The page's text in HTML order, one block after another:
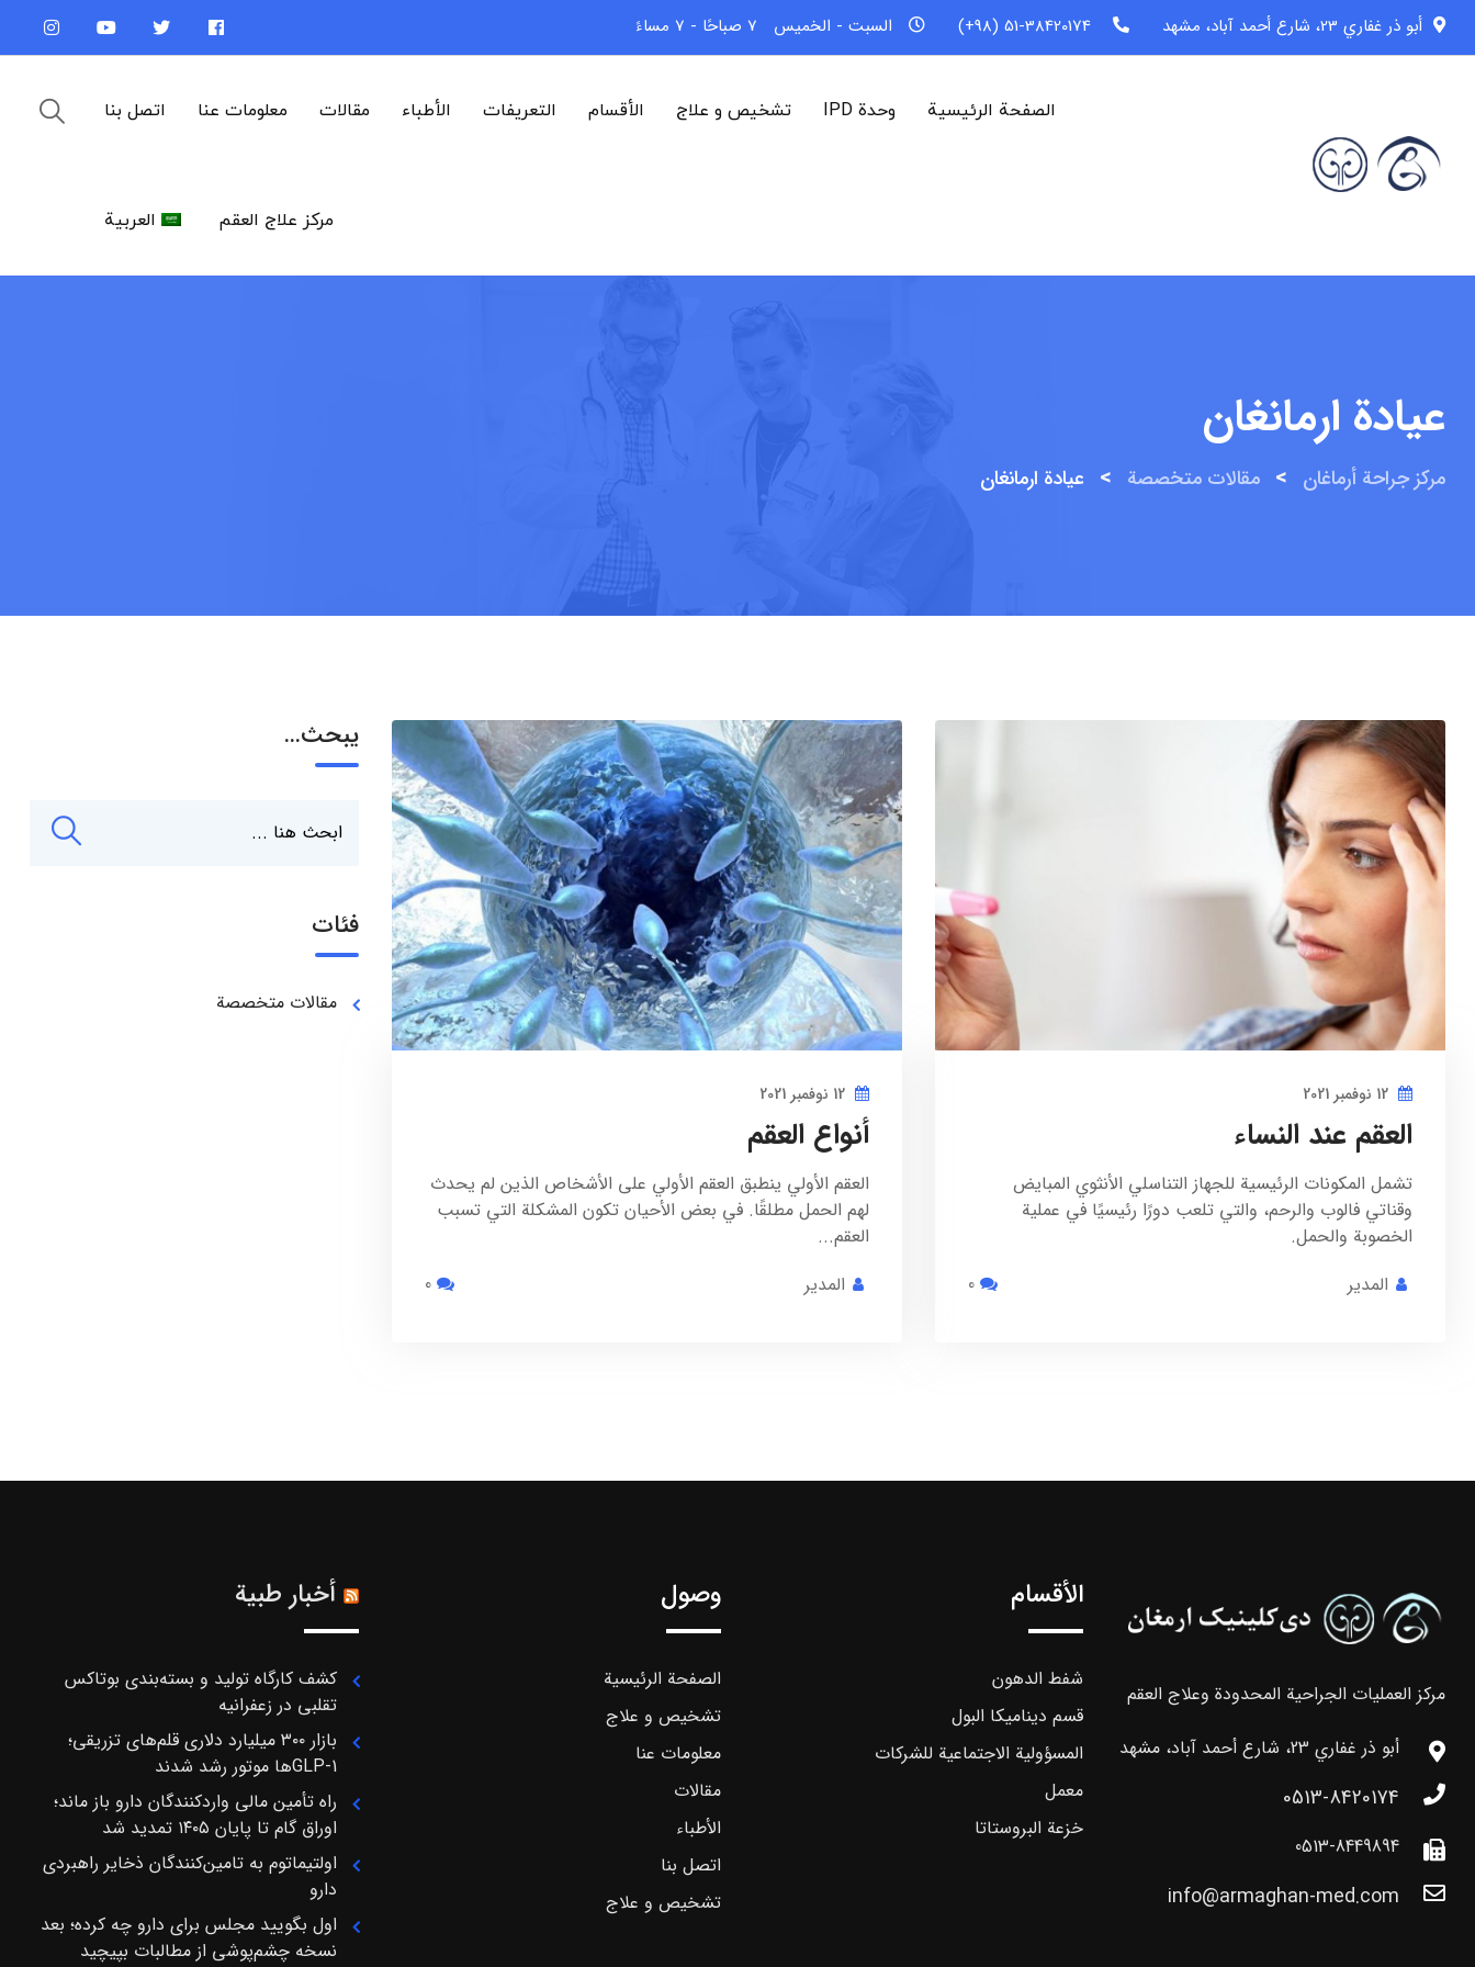
تخطى
المحتوى
أبو ذر غفاري 23، شارع أحمد آباد، مشهد 51-38420174 (98+) السبت - الخميس
الصفحة الرئيسية وحدة IPD تشخیص و علاج الأقسام التعريفات الأطباء مقالات معلومات عنا اتصل بنا
مركز علاج العقم العربية
عيادة ارمانغان
مركز جراحة أرماغان > مقالات متخصصة > عيادة ارمانغان
العقم عند النساء
تشمل المكونات الرئيسية للجهاز التناسلي الأنثوي المبايض
وقناتي فالوب والرحم، والتي تلعب دورًا رئيسيًا في عملية
الخصوبة والحمل.
المدير
أنواع العقم
العقم الأولي ينطبق العقم الأولي على الأشخاص الذين لم يحدث
لهم الحمل مطلقًا. في بعض الأحيان تكون المشكلة التي تسبب
العقم...
المدير
يبحث…
فئات
مقالات متخصصة
مركز العمليات الجراحية المحدودة وعلاج العقم
أبو ذر غفاري 23، شارع أحمد آباد، مشهد
0513-8420174
0513-8449894
info@armaghan-med.com
الأقسام
شفط الدهون
قسم ديناميكا البول
المسؤولية الاجتماعية للشركات
معمل
خزعة البروستاتا
وصول
الصفحة الرئيسية
تشخیص و علاج
معلومات عنا
مقالات
الأطباء
اتصل بنا
تشخیص و علاج
أخبار طبية
کشف کارگاه تولید و بسته‌بندی بوتاکس
تقلبی در زعفرانیه
بازار ۳۰۰ میلیارد دلاری قلم‌های تزریقی؛
GLP-1ها موتور رشد شدند
راه تأمین مالی واردکنندگان دارو باز ماند؛
اوراق گام تا پایان ۱۴۰۵ تمدید شد
اولتیماتوم به تامین‌کنندگان ذخایر راهبردی
دارو
اول بگویید مجلس برای دارو چه کرده؛ بعد
نسخه چشم‌پوشی از مطالبات بپیچید